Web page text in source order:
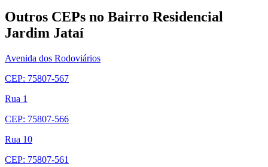
Outros CEPs no Bairro Residencial
Jardim Jataí
Avenida dos Rodoviários
CEP: 75807-567
Rua 1
CEP: 75807-566
Rua 10
CEP: 75807-561